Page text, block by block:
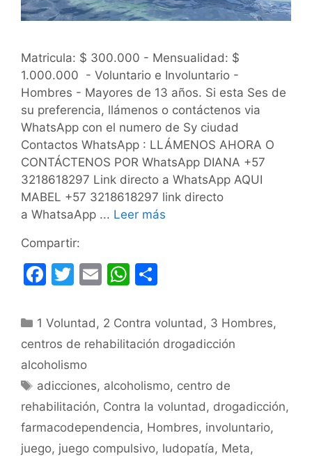
Matricula: $ 300.000 - Mensualidad: $
1.000.000 - Voluntario e Involuntario -
Hombres - Mayores de 13 años. Si esta Ses de
su preferencia, llámenos o contáctenos via
WhatsApp con el numero de Sy ciudad
Contactos WhatsApp : LLÁMENOS AHORA O
CONTÁCTENOS POR WhatsApp DIANA +57
3218618297 Link directo a WhatsApp AQUI
MABEL +57 3218618297 link directo
a WhatsaApp ... Leer más
Compartir:
F
c
e
b
o
o
k
T
itt
er
E
ai
l
W
at
s
p
p
m
p
tir
Categorías
1 Voluntad , 2 Contra voluntad , 3 Hombres,
centros de rehabilitación drogadicción
alcoholismo
Etiquetas
adicciones, alcoholismo, centro de
rehabilitación, Contra la voluntad , drogadicción,
farmacodependencia, Hombres, involuntario,
juego, juego compulsivo, ludopatía, Meta,